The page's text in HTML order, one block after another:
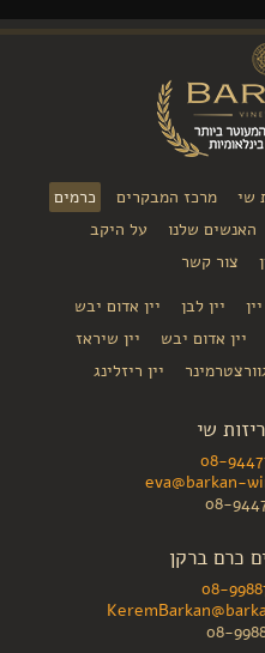
שי מרכז המבקרים
כרמים
האנשים שלנו
על היקב
צור קשר
יין לבן
יין אדום יבש
יין אדום יבש
יין שיראז
יין ריזלינג
שי
08-
eva@barkan-
כרם ברקן
08-